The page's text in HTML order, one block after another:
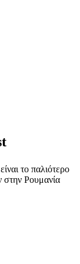
το παλιότερο
στην Ρουμανία